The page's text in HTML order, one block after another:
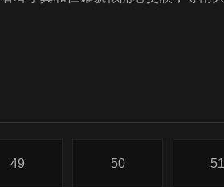
49 50 51